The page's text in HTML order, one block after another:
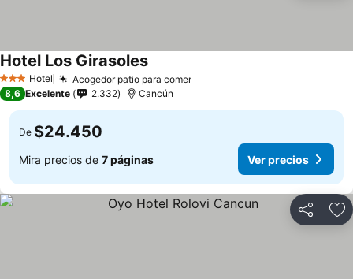
3 Estrellas
Hotel Acogedor patio para comer
Hotel Los Girasoles
8,6 Excelente 2.332 Cancún
De $24.450
Mira precios de 7 páginas Ver precios
Compartir